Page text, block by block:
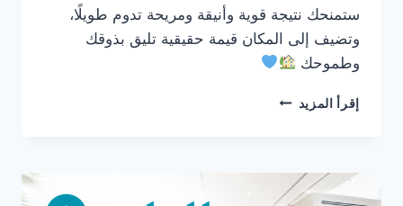
ستمنحك نتيجة قوية وأنيقة ومريحة تدوم طويلًا،
وتضيف إلى المكان قيمة حقيقية تليق بذوقك
وطموحك
إقرأ المزيد شركة
ابوظبي